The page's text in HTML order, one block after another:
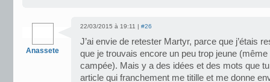
Anassete
22/03/2015 à 19:11 | #26
J’ai envie de retester Martyr, parce que j’étais
que je trouvais encore un peu trop jeune
campée). Mais y a des idées et des mots que
article qui franchement me titille et me donne